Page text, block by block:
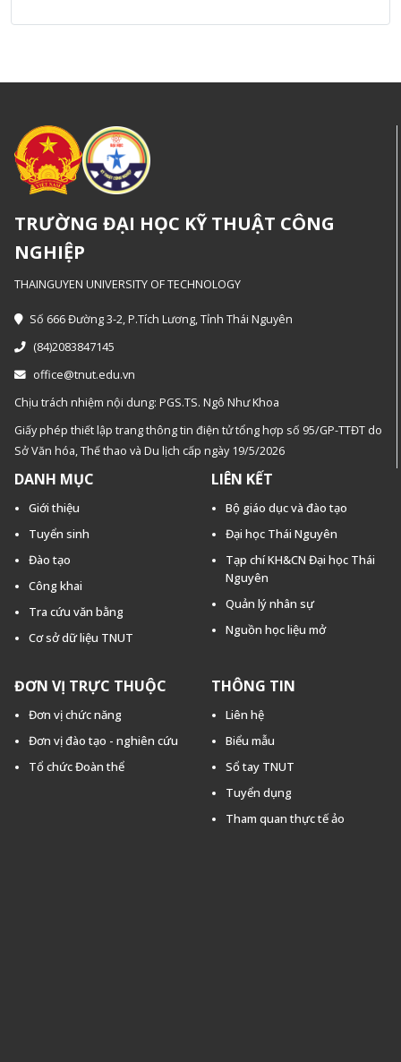
TRƯỜNG ĐẠI HỌC KỸ THUẬT CÔNG
NGHIỆP
THAINGUYEN UNIVERSITY OF TECHNOLOGY
Số 666 Đường 3-2, P.Tích Lương, Tỉnh Thái Nguyên
(84)2083847145
office@tnut.edu.vn
Chịu trách nhiệm nội dung: PGS.TS. Ngô Như Khoa
Giấy phép thiết lập trang thông tin điện tử tổng hợp số 95/GP-TTĐT do
Sở Văn hóa, Thế thao và Du lịch cấp ngày 19/5/2026
DANH MỤC
Giới thiệu
Tuyển sinh
Đào tạo
Công khai
Tra cứu văn bằng
Cơ sở dữ liệu TNUT
LIÊN KẾT
Bộ giáo dục và đào tạo
Đại học Thái Nguyên
Tạp chí KH&CN Đại học Thái
Nguyên
Quản lý nhân sự
Nguồn học liệu mở
ĐƠN VỊ TRỰC THUỘC
Đơn vị chức năng
Đơn vị đào tạo - nghiên cứu
Tổ chức Đoàn thể
THÔNG TIN
Liên hệ
Biểu mẫu
Sổ tay TNUT
Tuyển dụng
Tham quan thực tế ảo